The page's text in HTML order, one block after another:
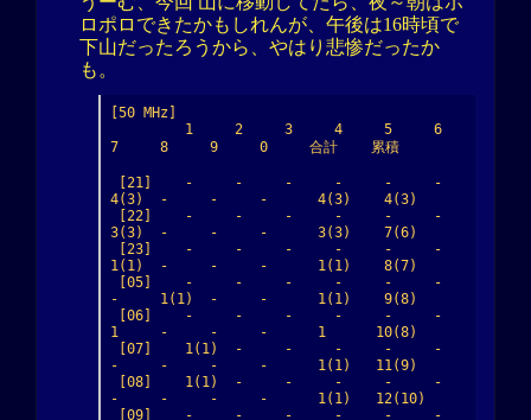
ロポロできたかもしれんが、午後は16時頃で
下山だったろうから、やはり悲惨だったか
も。
[50 MHz]
7     8     9     0     合計    累積
4(3)  -     -     -      4(3)    4(3)
3(3)  -     -     -      3(3)    7(6)
1(1)  -     -     -      1(1)    8(7)
-     1(1)  -     -      1(1)    9(8)
1     -     -     -      1      10(8)
-     -     -     -      1(1)   11(9)
-     -     -     -      1(1)   12(10)